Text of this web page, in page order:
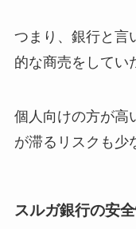
つまり、銀行と言
的な商売をしてい
個人向けの方が高
が滞るリスクも少
スルガ銀行の安